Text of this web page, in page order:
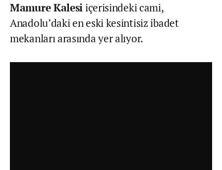
Mamure Kalesi içerisindeki cami,
Anadolu’daki en eski kesintisiz ibadet
mekanları arasında yer alıyor.